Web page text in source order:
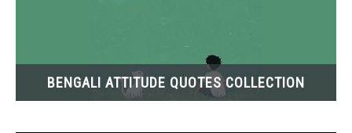
BENGALI ATTITUDE QUOTES COLLECTION